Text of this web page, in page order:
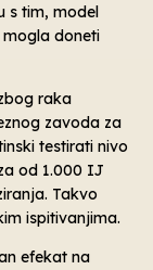
s tim, model
doneti
raka
zavoda za
testirati nivo
od 1.000 IJ
Takvo
ispitivanjima.
efekat na